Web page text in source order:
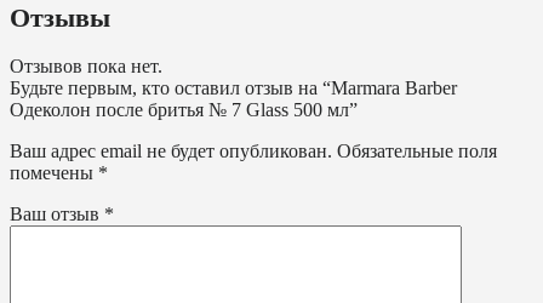
Отзывы
Отзывов пока нет.
Будьте первым, кто оставил отзыв на “Marmara Barber
Одеколон после бритья № 7 Glass 500 мл”
Ваш адрес email не будет опубликован. Обязательные поля
помечены *
Ваш отзыв *